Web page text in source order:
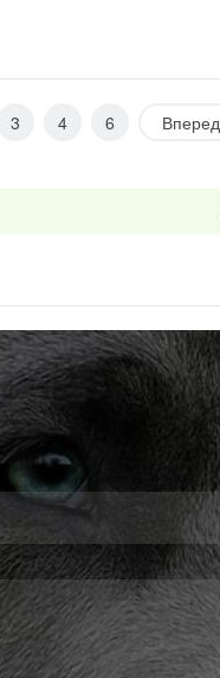
3 4 6 Вперед